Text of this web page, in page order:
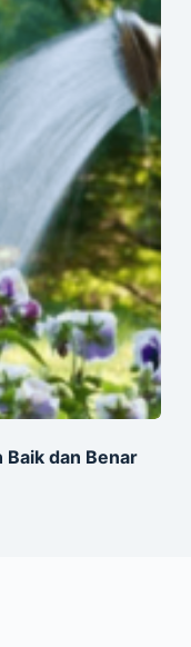
Baik dan Benar